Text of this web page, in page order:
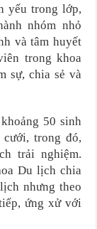
yếu trong lớp,
nhóm nhỏ
và tâm huyết
trong khoa
sự, chia sẻ và
50 sinh
trong đó,
trải nghiệm.
Du lịch chia
nhưng theo
ứng xử với